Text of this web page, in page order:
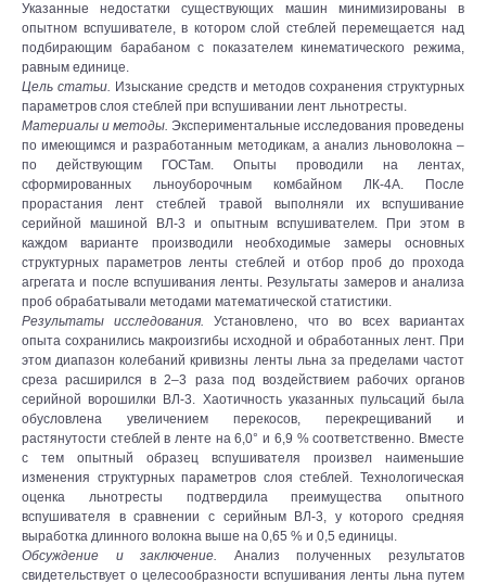
Указанные недостатки существующих машин минимизированы в
опытном вспушивателе, в котором слой стеблей перемещается над
подбирающим барабаном с показателем кинематического режима,
равным единице.
Цель статьи. Изыскание средств и методов сохранения структурных
параметров слоя стеблей при вспушивании лент льнотресты.
Материалы и методы. Экспериментальные исследования проведены
по имеющимся и разработанным методикам, а анализ льноволокна –
по действующим ГОСТам. Опыты проводили на лентах,
сформированных льноуборочным комбайном ЛК-4А. После
прорастания лент стеблей травой выполняли их вспушивание
серийной машиной ВЛ-3 и опытным вспушивателем. При этом в
каждом варианте производили необходимые замеры основных
структурных параметров ленты стеблей и отбор проб до прохода
агрегата и после вспушивания ленты. Результаты замеров и анализа
проб обрабатывали методами математической статистики.
Результаты исследования. Установлено, что во всех вариантах
опыта сохранились макроизгибы исходной и обработанных лент. При
этом диапазон колебаний кривизны ленты льна за пределами частот
среза расширился в 2–3 раза под воздействием рабочих органов
серийной ворошилки ВЛ-3. Хаотичность указанных пульсаций была
обусловлена увеличением перекосов, перекрещиваний и
растянутости стеблей в ленте на 6,0° и 6,9 % соответственно. Вместе
с тем опытный образец вспушивателя произвел наименьшие
изменения структурных параметров слоя стеблей. Технологическая
оценка льнотресты подтвердила преимущества опытного
вспушивателя в сравнении с серийным ВЛ-3, у которого средняя
выработка длинного волокна выше на 0,65 % и 0,5 единицы.
Обсуждение и заключение. Анализ полученных результатов
свидетельствует о целесообразности вспушивания ленты льна путем